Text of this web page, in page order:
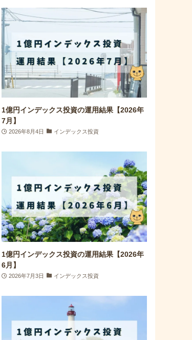
1億円インデックス投資の運用結果【2026年
7月】
2026年8月4日 インデックス投資
1億円インデックス投資の運用結果【2026年
6月】
2026年7月3日 インデックス投資